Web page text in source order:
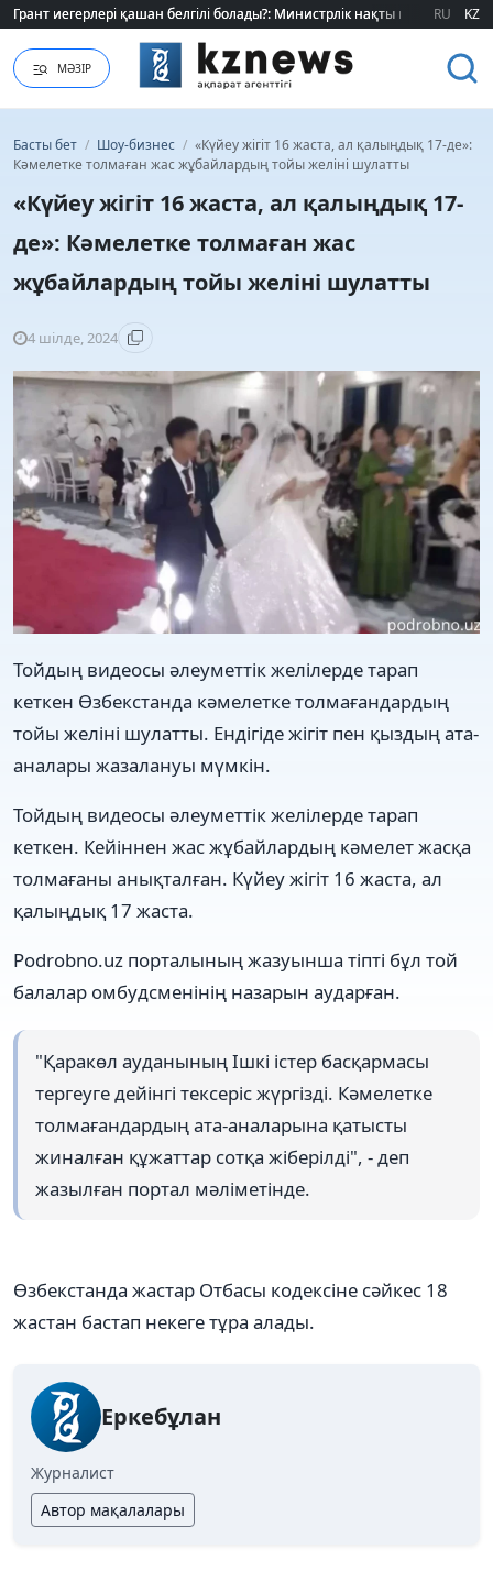
Грант иегерлері қашан белгілі болады?: Министрлік нақты мерзімді
Грант иегерлері қашан белгілі болады?: Министрлік нақты мерзімді
RU KZ
МӘЗІР
Басты бет / Шоу-бизнес / «Күйеу жігіт 16 жаста, ал қалыңдық 17-де»:
Кәмелетке толмаған жас жұбайлардың тойы желіні шулатты
«Күйеу жігіт 16 жаста, ал қалыңдық 17-
де»: Кәмелетке толмаған жас
жұбайлардың тойы желіні шулатты
4 шілде, 2024
Тойдың видеосы әлеуметтік желілерде тарап
кеткен Өзбекстанда кәмелетке толмағандардың
тойы желіні шулатты. Ендігіде жігіт пен қыздың ата-
аналары жазалануы мүмкін.
Тойдың видеосы әлеуметтік желілерде тарап
кеткен. Кейіннен жас жұбайлардың кәмелет жасқа
толмағаны анықталған. Күйеу жігіт 16 жаста, ал
қалыңдық 17 жаста.
Рodrobno.uz порталының жазуынша тіпті бұл той
балалар омбудсменінің назарын аударған.
"Қаракөл ауданының Ішкі істер басқармасы
тергеуге дейінгі тексеріс жүргізді. Кәмелетке
толмағандардың ата-аналарына қатысты
жиналған құжаттар сотқа жіберілді", - деп
жазылған портал мәліметінде.
Өзбекстанда жастар Отбасы кодексіне сәйкес 18
жастан бастап некеге тұра алады.
Еркебұлан
Журналист
Автор мақалалары